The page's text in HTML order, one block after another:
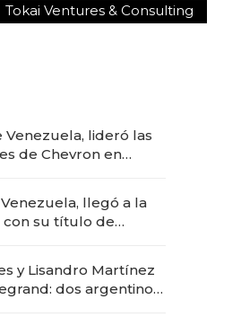
Tokai Ventures & Consulting
Venezuela, lideró las
de Chevron en
llegó a la
con su título de
"fast premium"
y Lisandro Martínez
dos argentinos